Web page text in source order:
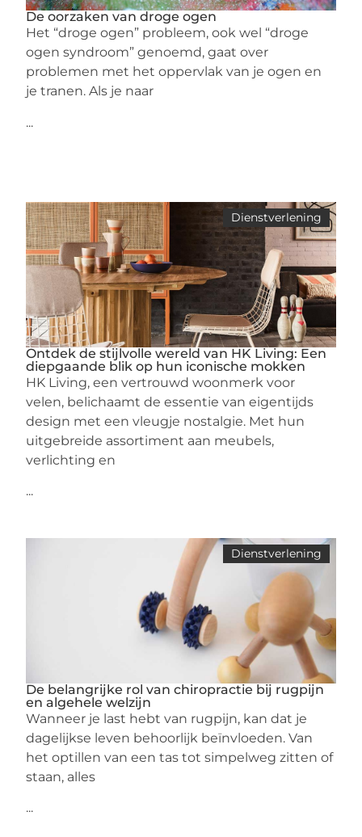
De oorzaken van droge ogen
Het “droge ogen” probleem, ook wel “droge
ogen syndroom” genoemd, gaat over
problemen met het oppervlak van je ogen en
je tranen. Als je naar
...
Dienstverlening
Ontdek de stijlvolle wereld van HK Living: Een
diepgaande blik op hun iconische mokken
HK Living, een vertrouwd woonmerk voor
velen, belichaamt de essentie van eigentijds
design met een vleugje nostalgie. Met hun
uitgebreide assortiment aan meubels,
verlichting en
...
Dienstverlening
De belangrijke rol van chiropractie bij rugpijn
en algehele welzijn
Wanneer je last hebt van rugpijn, kan dat je
dagelijkse leven behoorlijk beïnvloeden. Van
het optillen van een tas tot simpelweg zitten of
staan, alles
...